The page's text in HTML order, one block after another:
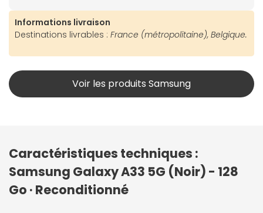
Informations livraison
Destinations livrables : France (métropolitaine), Belgique.
Voir les produits Samsung
Caractéristiques techniques :
Samsung Galaxy A33 5G (Noir) - 128
Go · Reconditionné